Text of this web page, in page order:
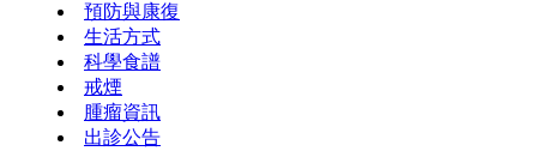
預防與康復
生活方式
科學食譜
戒煙
腫瘤資訊
出診公告